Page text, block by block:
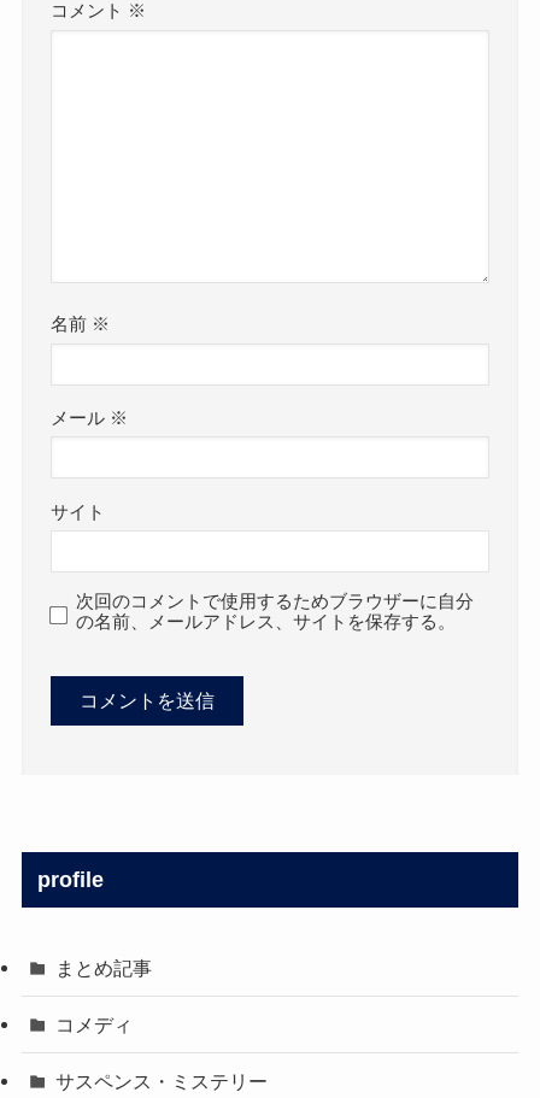
コメント ※
名前 ※
メール ※
サイト
次回のコメントで使用するためブラウザーに自分
の名前、メールアドレス、サイトを保存する。
profile
まとめ記事
コメディ
サスペンス・ミステリー